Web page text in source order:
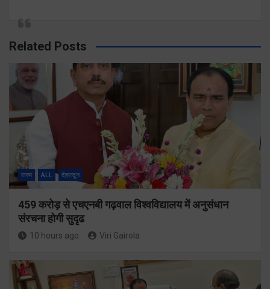
Related Posts
राज्य ALL देहरादून
459 करोड़ से एचएनबी गढ़वाल विश्वविद्यालय में अनुसंधान
संरचना होगी सुदृढ
10 hours ago Viri Gairola